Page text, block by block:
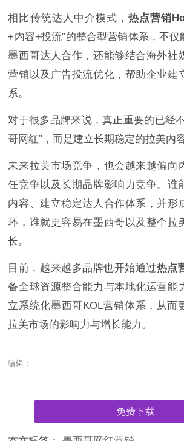
相比传统达人中介模式，热点营销
+内容+投流”的整合型营销体系，不
墨西哥达人合作，还能够结合海外社
营销以及广告投流优化，帮助企业建
系。
对于很多品牌来说，真正重要的已经
哥网红”，而是建立长期稳定的拉美内
未来拉美市场竞争，也会越来越偏向
任竞争以及长期品牌影响力竞争。谁
内容、建立稳定达人合作体系，并形
环，谁就更容易在墨西哥以及整个拉
长。
目前，越来越多品牌也开始通过热点
备全球资源整合能力与本地化运营能
立系统化墨西哥KOL营销体系，从而
拉美市场的影响力与增长能力。
编辑：
免费下载